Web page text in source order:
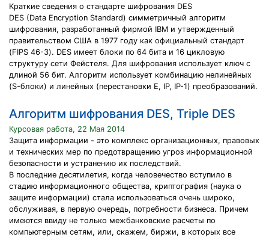
Краткие сведения о стандарте шифрования DES
DES (Data Encryption Standard) симметричный алгоритм
шифрования, разработанный фирмой IBM и утвержденный
правительством США в 1977 году как официальный стандарт
(FIPS 46-3). DES имеет блоки по 64 бита и 16 цикловую
структуру сети Фейстеля. Для шифрования использует ключ с
длиной 56 бит. Алгоритм использует комбинацию нелинейных
(S-блоки) и линейных (перестановки E, IP, IP-1) преобразований.
Алгоритм шифрования DES, Triple DES
Курсовая работа, 22 Мая 2014
Защита информации - это комплекс организационных, правовых
и технических мер по предотвращению угроз информационной
безопасности и устранению их последствий.
В последние десятилетия, когда человечество вступило в
стадию информационного общества, криптография (наука о
защите информации) стала использоваться очень широко,
обслуживая, в первую очередь, потребности бизнеса. Причем
имеются ввиду не только межбанковские расчеты по
компьютерным сетям, или, скажем, биржи, в которых все